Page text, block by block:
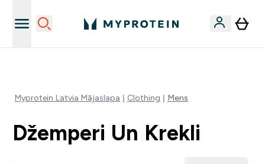
Myprotein Latvia Mājaslapa Clothing Mens
Džemperi Un Krekli